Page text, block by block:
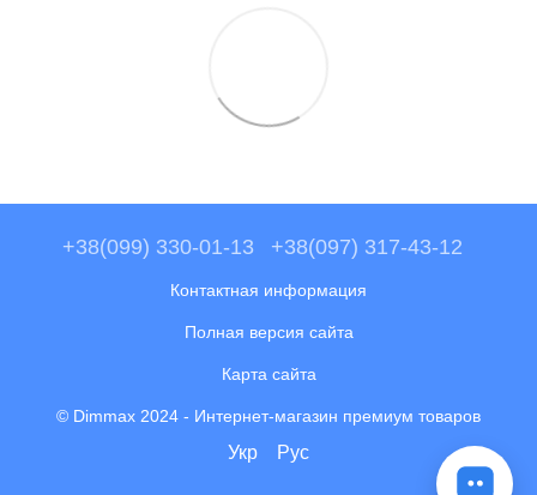
+38(099) 330-01-13 +38(097) 317-43-12
Контактная информация
Полная версия сайта
Карта сайта
© Dimmax 2024 - Интернет-магазин премиум товаров
Укр Рус